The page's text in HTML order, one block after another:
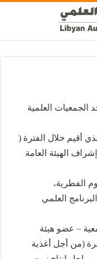
الجمعيات العلمية
أقيم خلال الفترة (
إشراف الهيئة العامة
الفطرية،
العلمي
– عضو هيئة
(من أجل أغذية